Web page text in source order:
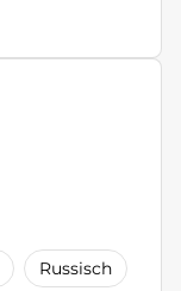
Russisch